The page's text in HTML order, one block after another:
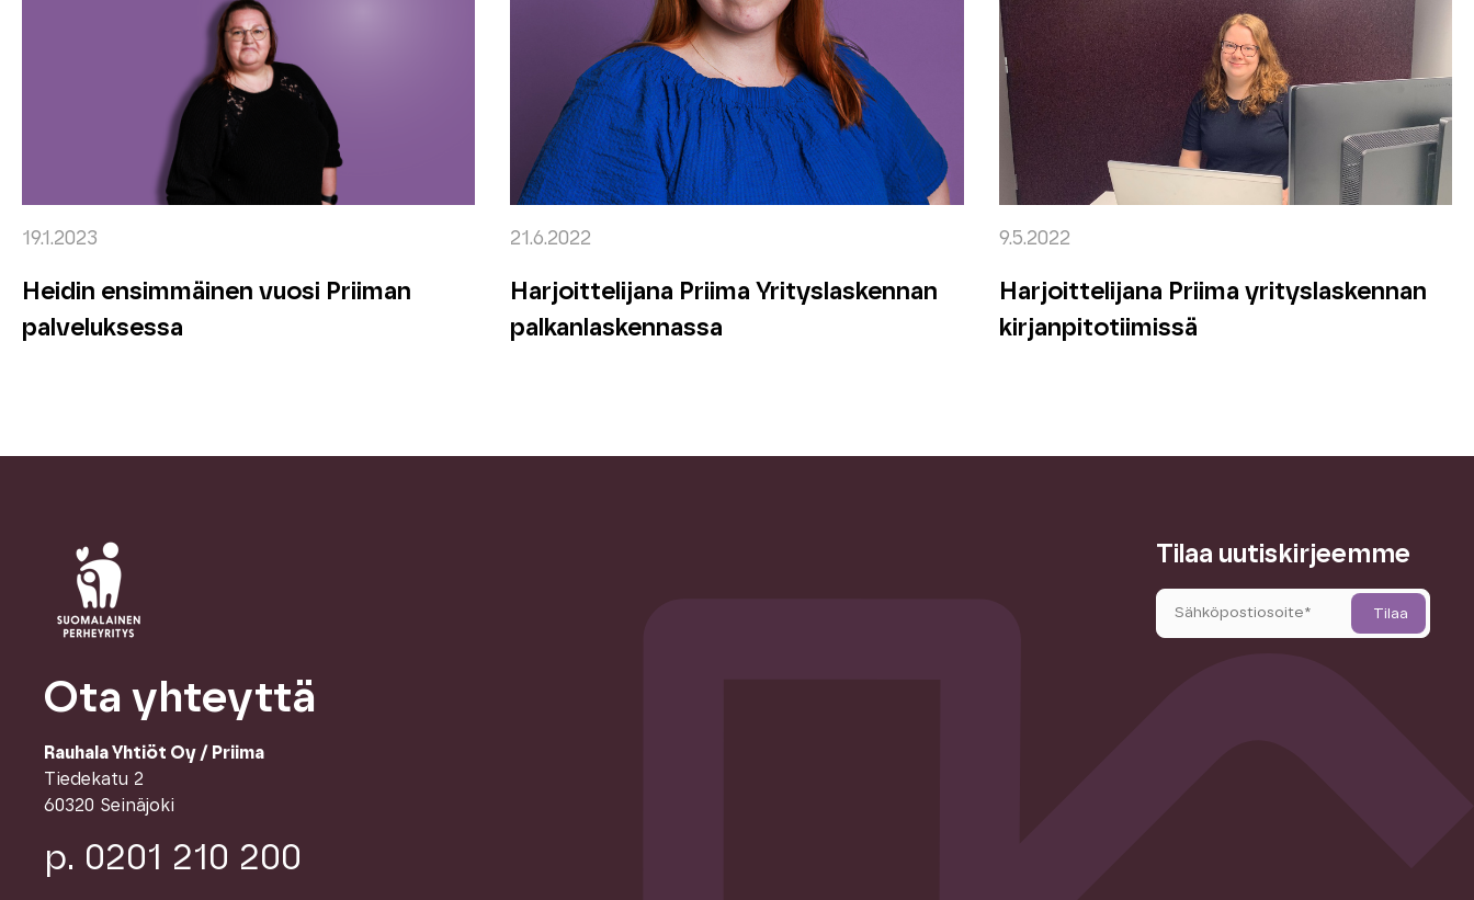
19.1.2023
Heidin ensimmäinen vuosi Priiman
palveluksessa
21.6.2022
Harjoittelijana Priima Yrityslaskennan
palkanlaskennassa
9.5.2022
Harjoittelijana Priima yrityslaskennan
kirjanpitotiimissä
Ota yhteyttä
Rauhala Yhtiöt Oy / Priima
Tiedekatu 2
60320 Seinäjoki
p. 0201 210 200
Tilaa uutiskirjeemme